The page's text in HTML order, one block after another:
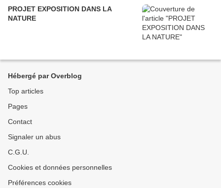
PROJET EXPOSITION DANS LA
NATURE
Hébergé par Overblog
Top articles
Pages
Contact
Signaler un abus
C.G.U.
Cookies et données personnelles
Préférences cookies